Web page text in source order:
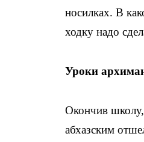
носилках. В
ходку надо
Уроки
Окончив
абхазским